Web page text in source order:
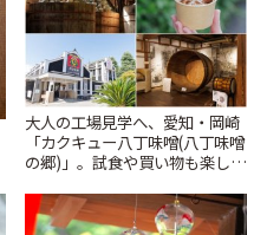
大人の工場見学へ、愛知・岡崎
「カクキュー八丁味噌(八丁味噌
の郷)」。試食や買い物も楽しみ